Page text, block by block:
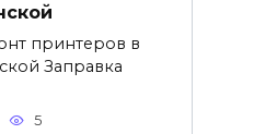
принтеров в
Заправка
5